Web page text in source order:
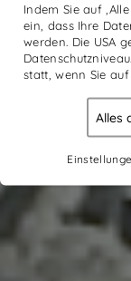
Indem Sie auf
ein, dass Ihre
werden. Die USA
statt, wenn Sie
Alles